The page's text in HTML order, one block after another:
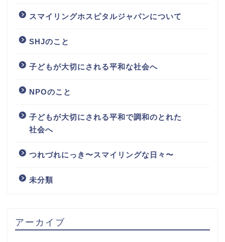
スマイリングホスピタルジャパンについて
SHJのこと
子どもが大切にされる平和な社会へ
NPOのこと
子どもが大切にされる平和で調和のとれた
社会へ
つれづれにっき〜スマイリングな日々〜
未分類
アーカイブ